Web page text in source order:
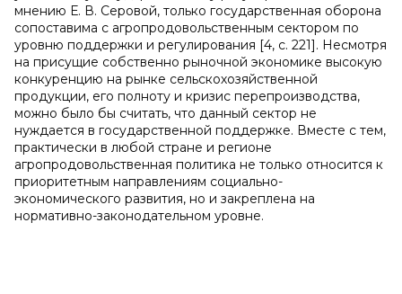
мнению Е. В. Серовой, только государственная оборона
сопоставима с агропродовольственным сектором по
уровню поддержки и регулирования [4, с. 221]. Несмотря
на присущие собственно рыночной экономике высокую
конкуренцию на рынке сельскохозяйственной
продукции, его полноту и кризис перепроизводства,
можно было бы считать, что данный сектор не
нуждается в государственной поддержке. Вместе с тем,
практически в любой стране и регионе
агропродовольственная политика не только относится к
приоритетным направлениям социально-
экономического развития, но и закреплена на
нормативно-законодательном уровне.